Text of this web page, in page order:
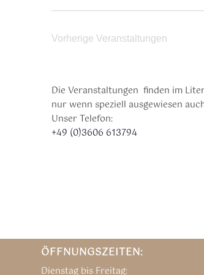
Vorherige Veranstaltungen
Die Veranstaltungen finden im
nur wenn speziell ausgewiesen
Unser Telefon:
+49 (0)3606 613794
ÖFFNUNGSZEITEN:
Dienstag bis Freitag: